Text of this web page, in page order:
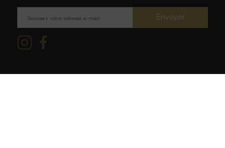
Envoyer